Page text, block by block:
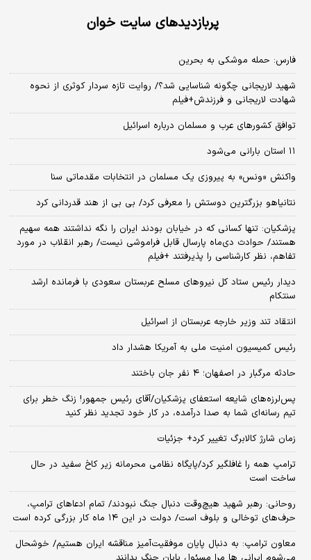
پربازدیدهای سایت خوان
فارس: حمله موشکی به بحرین
شهید لاریجانی چگونه شناسایی شد؟/ روایت تازه سردار کوثری از نحوه
شهادت لاریجانی و فرزندش+فیلم
توافق کشورهای عرب و مسلمان درباره اسرائیل
۱۱ استان بارانی می‌شود
واکنش «ونس» به پیروزی یک مسلمان در انتخابات مقدماتی سنا
نتانیاهو بزرگترین دوستش را معرفی کرد/ بی بی از هند قدردانی کرد
پزشکیان: تنها کسانی که در خیابان بودند ایران را نگه نداشتند همه سهیم
هستند/ حوادث دی‌ماه پارسال قابل فراموشی نیست/ رهبر انقلاب در مورد
تفاهم، نظر کارشناسی را پذیرفتند +فیلم
دیدار رئیس ستاد کل نیروهای مسلح عربستان سعودی با فرمانده ارشد
سنتکام
انتقاد تند وزیر خارجه عربستان از اسرائیل
رئیس کمیسیون امنیت ملی به آمریکا هشدار داد
حادثه مرگبار در اصفهان؛ ۴ نفر جان باختند
پس‌لرزه‌های شایعه استعفای پزشکیان/آقای رئیس جمهور! زنگ خطر برای
تیم رسانه‌ای شما به صدا درآمده، در کار خود تجدید نظر کنید
زمان شارژ کالابرگ تغییر کرد+ جزئیات
ترامپ همه را غافلگیر کرد/پایگاه نظامی محرمانه زیر کاخ سفید در حال
ساخت است
روحانی: رهبر شهید هیچ‌وقت دنبال جنگ نبودند/ تمام ادعاهای ترامپ،
حرف‌های توخالی و بلوف است/ دولت در این ۱۴ ماه کار بزرگی کرده است
معاون ترامپ: به دنبال پایان موفقیت‌آمیز مناقشه ایران هستیم/ خوشحال